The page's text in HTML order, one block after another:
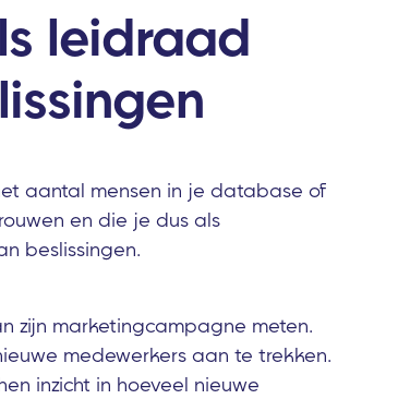
leidraad
aantal mensen in je database of
en die je dus als
beslissingen.
zijn marketingcampagne meten.
medewerkers aan te trekken.
inzicht in hoeveel nieuwe